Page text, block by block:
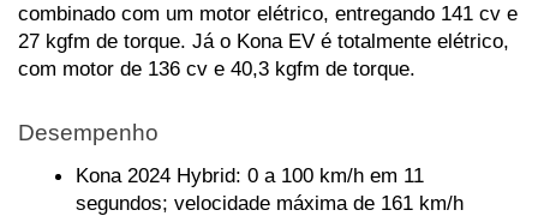
combinado com um motor elétrico, entregando 141 cv e
27 kgfm de torque. Já o Kona EV é totalmente elétrico,
com motor de 136 cv e 40,3 kgfm de torque.
Desempenho
Kona 2024 Hybrid: 0 a 100 km/h em 11
segundos; velocidade máxima de 161 km/h